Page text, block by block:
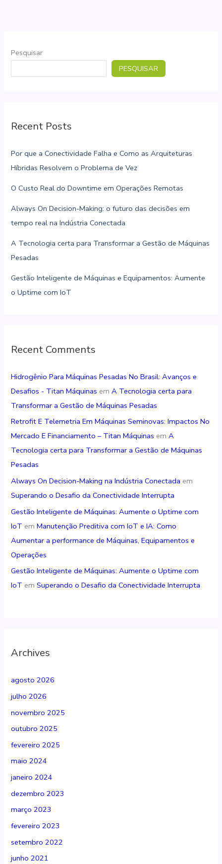
Pesquisar
PESQUISAR
Recent Posts
Por que a Conectividade Falha e Como as Arquiteturas
Híbridas Resolvem o Problema de Vez
O Custo Real do Downtime em Operações Remotas
Always On Decision-Making: o futuro das decisões em
tempo real na Indústria Conectada
A Tecnologia certa para Transformar a Gestão de Máquinas
Pesadas
Gestão Inteligente de Máquinas e Equipamentos: Aumente
o Uptime com IoT
Recent Comments
Hidrogênio Para Máquinas Pesadas No Brasil: Avanços e
Desafios - Titan Máquinas emA Tecnologia certa para
Transformar a Gestão de Máquinas Pesadas
Retrofit E Telemetria Em Máquinas Seminovas: Impactos No
Mercado E Financiamento – Titan Máquinas emA
Tecnologia certa para Transformar a Gestão de Máquinas
Pesadas
Always On Decision-Making na Indústria Conectada em
Superando o Desafio da Conectividade Interrupta
Gestão Inteligente de Máquinas: Aumente o Uptime com
IoT emManutenção Preditiva com IoT e IA: Como
Aumentar a performance de Máquinas, Equipamentos e
Operações
Gestão Inteligente de Máquinas: Aumente o Uptime com
IoT emSuperando o Desafio da Conectividade Interrupta
Archives
agosto 2026
julho 2026
novembro 2025
outubro 2025
fevereiro 2025
maio 2024
janeiro 2024
dezembro 2023
março 2023
fevereiro 2023
setembro 2022
junho 2021